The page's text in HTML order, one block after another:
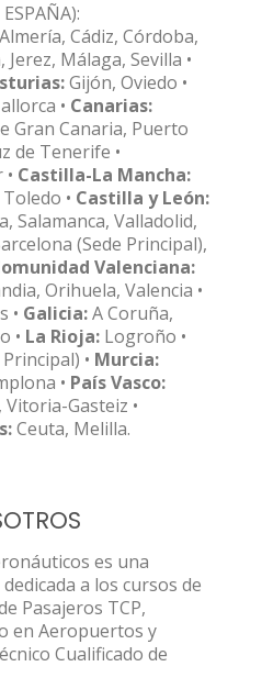
Cádiz, Córdoba,
Málaga, Sevilla •
Gijón, Oviedo •
• Canarias:
Gran Canaria, Puerto
de Tenerife •
Castilla-La Mancha:
• Castilla y León:
Salamanca, Valladolid,
(Sede Principal),
Valenciana:
Orihuela, Valencia •
• Galicia:A Coruña,
• La Rioja: Logroño •
• Murcia:
• País Vasco:
Gasteiz •
Ceuta, Melilla.
es una
a los cursos de
Pasajeros TCP,
en Aeropuertos y
Cualificado de